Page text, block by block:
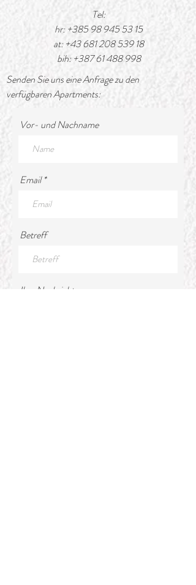
Tel:
hr: +385 98 945 53 15
at: +43 681 208 539 18
bih:+387 61 488 998
Senden Sie uns eine Anfrage zu den
verfügbaren Apartments:
Vor- und Nachname
Email
Betreff
Ihre Nachricht